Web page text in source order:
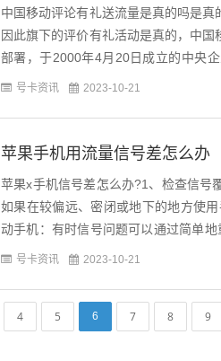
中国移动评论有礼送流量是真的吗是真
因此旗下的评价有礼活动是真的，中
部署，于2000年4月20日成立的中央
的，10086正规发来的回馈活动也是不
号卡资讯 2023-10-21
苹果手机用流量信号差怎么办
苹果x手机信号差怎么办?1、检查信号
如果在较偏远、密闭或地下的地方使
动手机：有时信号问题可以通过简单
络质量较差的地方，走出信号盲区自然
号卡资讯 2023-10-21
4 5 6 7 8 9